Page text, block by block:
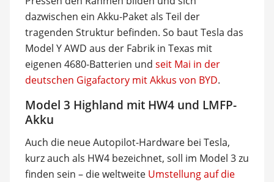
dazwischen ein Akku-Paket als Teil der
tragenden Struktur befinden. So baut Tesla das
Model Y AWD aus der Fabrik in Texas mit
eigenen 4680-Batterien und seit Mai in der
deutschen Gigafactory mit Akkus von BYD.
Model 3 Highland mit HW4 und LMFP-
Akku
Auch die neue Autopilot-Hardware bei Tesla,
kurz auch als HW4 bezeichnet, soll im Model 3 zu
finden sein – die weltweite Umstellung auf die